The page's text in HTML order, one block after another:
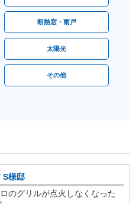
断熱窓・雨戸
太陽光
その他
S様邸
のグリルが点火しなくなった